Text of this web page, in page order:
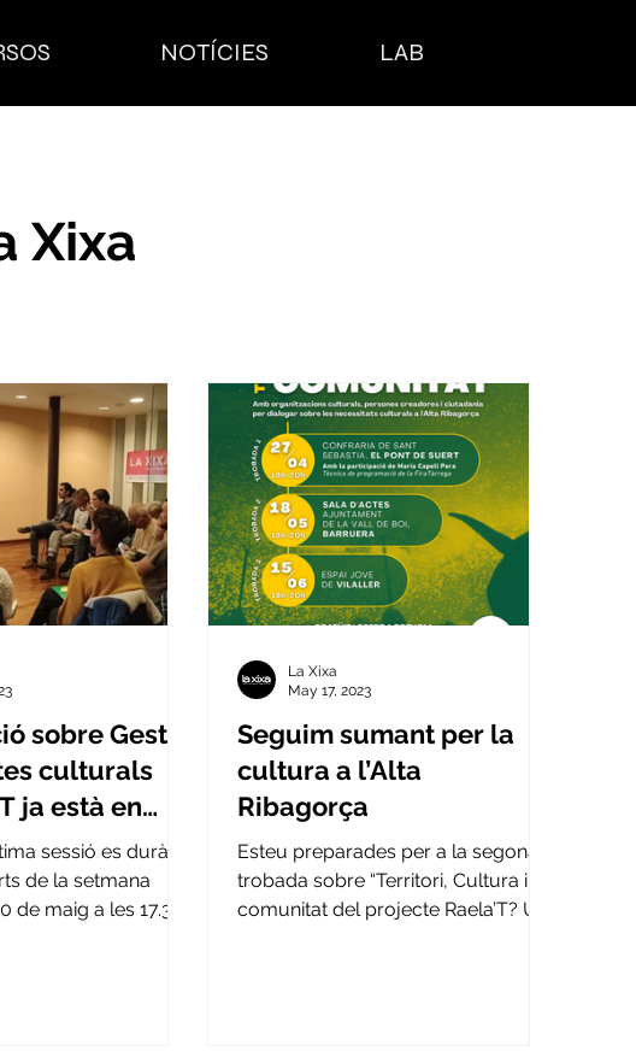
NOTÍCIES LAB
Xixa
sobre Gestió
culturals
ja està en
sessió​ ​es durà a
de la setmana
de maig a les 17.30
Seguim sumant per la
cultura a l’Alta
Ribagorça
Esteu preparades per a la segona
trobada sobre “Territori, Cultura i
comunitat del projecte Raela’T? Us
La Xixa
May 17, 2023